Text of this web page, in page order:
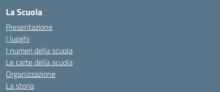
La Scuola
Presentazione
I luoghi
I numeri della scuola
Le carte della scuola
Organizzazione
La storia